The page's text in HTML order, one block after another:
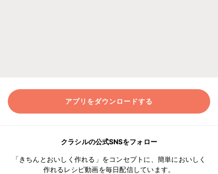
アプリをダウンロードする
クラシルの公式SNSをフォロー
「きちんとおいしく作れる」をコンセプトに、簡単においしく
作れるレシピ動画を毎日配信しています。